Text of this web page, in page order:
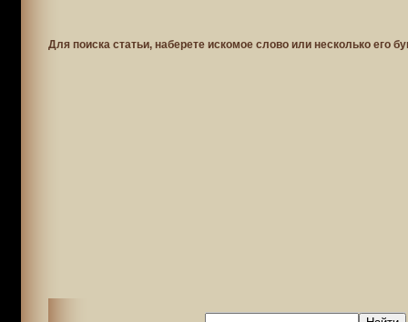
Для поиска статьи, наберете искомое слово или несколько его